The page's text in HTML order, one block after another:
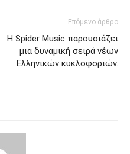
Επόμενο άρθρο
Η Spider Music παρουσιάζει
μια δυναμική σειρά νέων
Ελληνικών κυκλοφοριών.